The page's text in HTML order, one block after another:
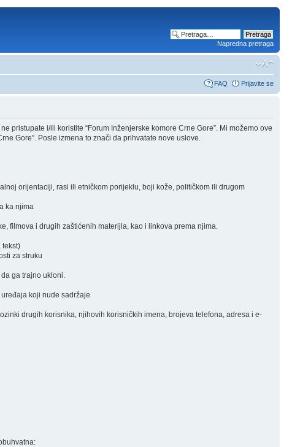
Napredna pretraga
FAQ Prijavite se
pristupate i/ili koristite “Forum Inženjerske komore Crne Gore”. Mi možemo ove
Gore”. Posle izmena to znači da prihvatate nove uslove.
orijentaciji, rasi ili etničkom porijeklu, boji kože, političkom ili drugom
ka njima
filmova i drugih zaštićenih materijla, kao i linkova prema njima.
tekst)
za struku
ga trajno ukloni.
koji nude sadržaje
drugih korisnika, njihovih korisničkih imena, brojeva telefona, adresa i e-